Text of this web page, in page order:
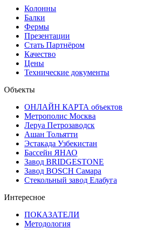
Колонны
Балки
Фермы
Презентации
Стать Партнёром
Качество
Цены
Технические документы
Объекты
ОНЛАЙН КАРТА объектов
Метрополис Москва
Леруа Петрозаводск
Ашан Тольятти
Эстакада Узбекистан
Бассейн ЯНАО
Завод BRIDGESTONE
Завод BOSCH Самара
Стекольный завод Елабуга
Интересное
ПОКАЗАТЕЛИ
Методология